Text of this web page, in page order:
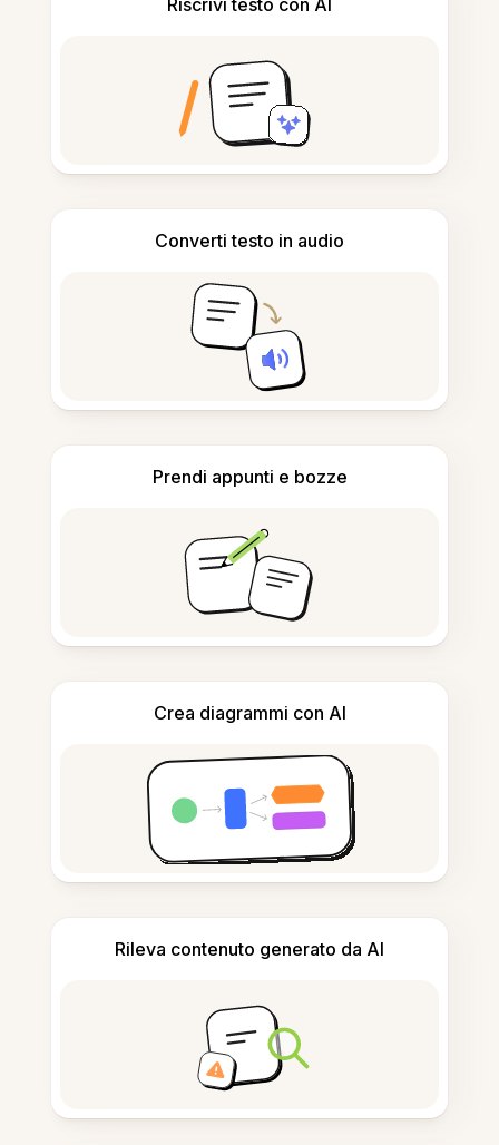
Riscrivi testo con AI
Converti testo in audio
Prendi appunti e bozze
Crea diagrammi con AI
Rileva contenuto generato da AI